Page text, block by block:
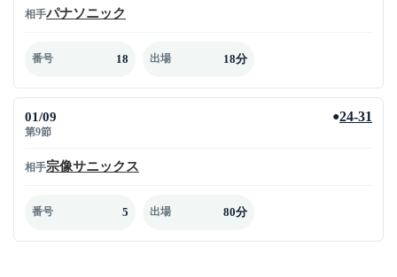
相手パナソニック
番号 18 出場 18分
01/09
第9節
●24-31
相手宗像サニックス
番号 5 出場 80分